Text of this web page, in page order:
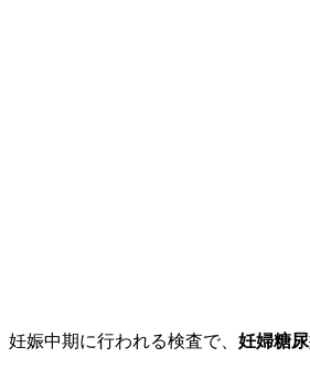
妊娠中期に行われる検査で、 妊婦糖